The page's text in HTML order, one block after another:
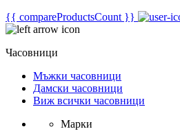
{{ compareProductsCount }}
Часовници
Мъжки часовници
Дамски часовници
Виж всички часовници
Марки